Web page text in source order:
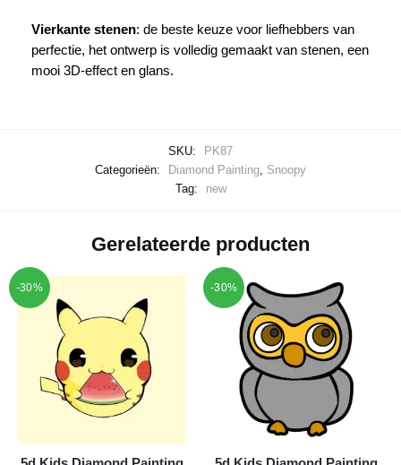
Vierkante stenen: de beste keuze voor liefhebbers van
perfectie, het ontwerp is volledig gemaakt van stenen, een
mooi 3D-effect en glans.
SKU:
PK87
Categorieën:
Diamond Painting, Snoopy
Tag:
new
Gerelateerde producten
-30% -30%